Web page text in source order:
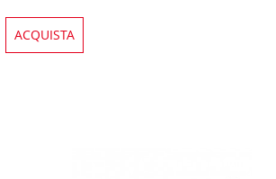
ACQUISTA